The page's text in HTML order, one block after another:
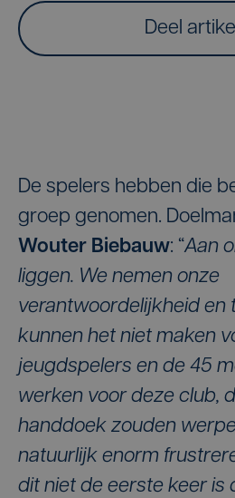
Deel artikel
De spelers hebben die
groep genomen.
Wouter Biebauw: “Aan
liggen. We nemen onze
verantwoordelijkheid en
kunnen het niet maken
jeugdspelers en de 45
werken voor deze club,
handdoek zouden
natuurlijk enorm
dit niet de eerste keer is